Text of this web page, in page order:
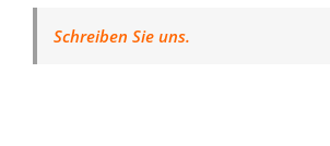
Schreiben Sie uns.